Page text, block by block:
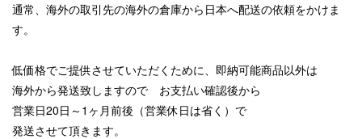
通常、海外の取引先の海外の倉庫から日本へ配送の依頼をかけま
す。
低価格でご提供させていただくために、即納可能商品以外は
海外から発送致しますので お支払い確認後から
営業日20日～1ヶ月前後（営業休日は省く）で
発送させて頂きます。